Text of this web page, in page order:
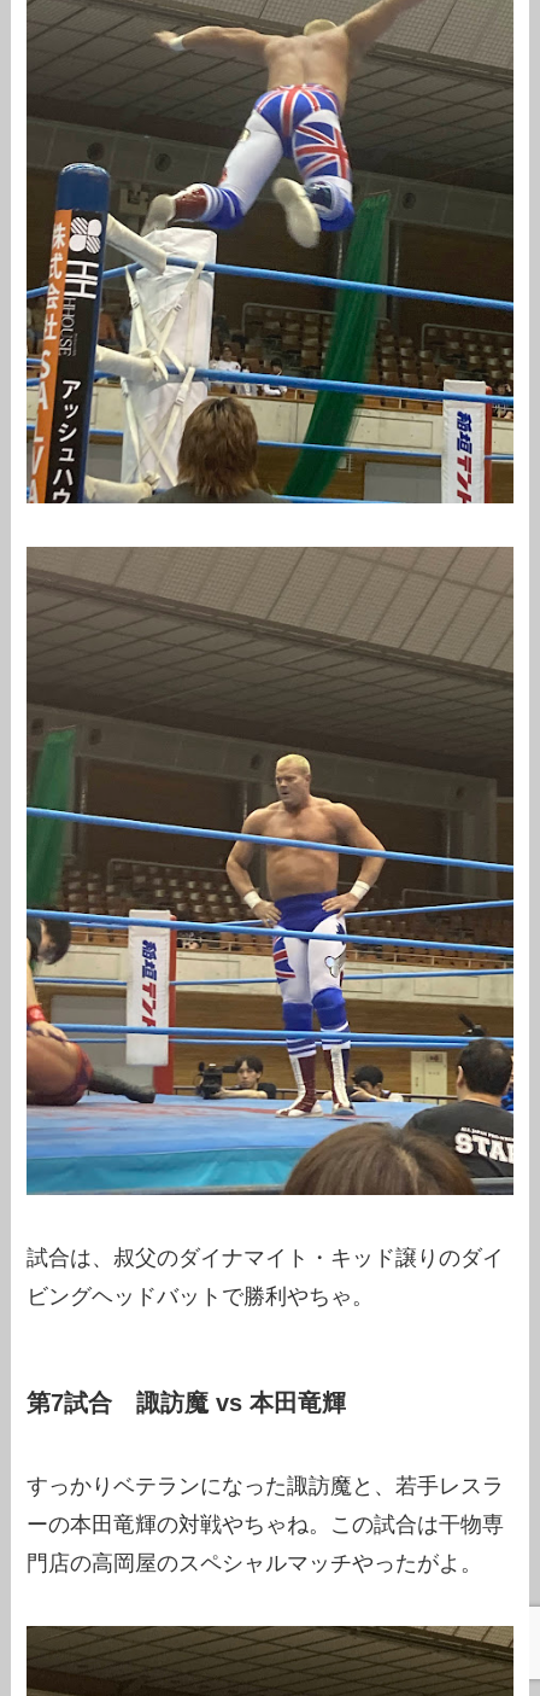
試合は、叔父のダイナマイト・キッド譲りのダイ
ビングヘッドバットで勝利やちゃ。
第7試合 諏訪魔 vs 本田竜輝
すっかりベテランになった諏訪魔と、若手レスラ
ーの本田竜輝の対戦やちゃね。この試合は干物専
門店の高岡屋のスペシャルマッチやったがよ。